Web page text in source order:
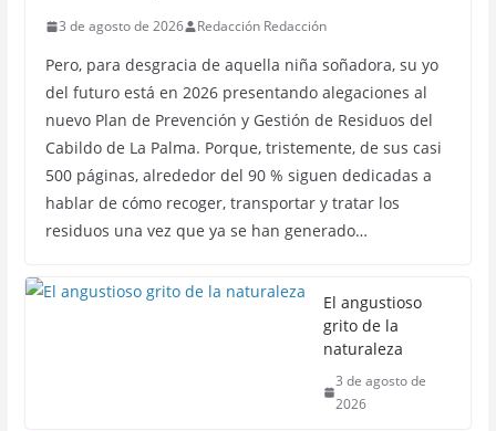
3 de agosto de 2026 Redacción Redacción
Pero, para desgracia de aquella niña soñadora, su yo
del futuro está en 2026 presentando alegaciones al
nuevo Plan de Prevención y Gestión de Residuos del
Cabildo de La Palma. Porque, tristemente, de sus casi
500 páginas, alrededor del 90 % siguen dedicadas a
hablar de cómo recoger, transportar y tratar los
residuos una vez que ya se han generado…
El angustioso
grito de la
naturaleza
3 de agosto de
2026